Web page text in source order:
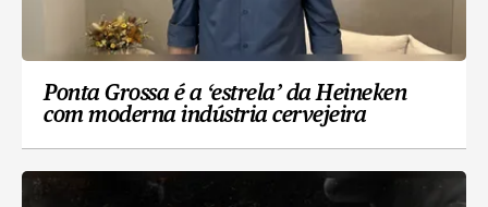
Ponta Grossa é a ‘estrela’ da Heineken
com moderna indústria cervejeira